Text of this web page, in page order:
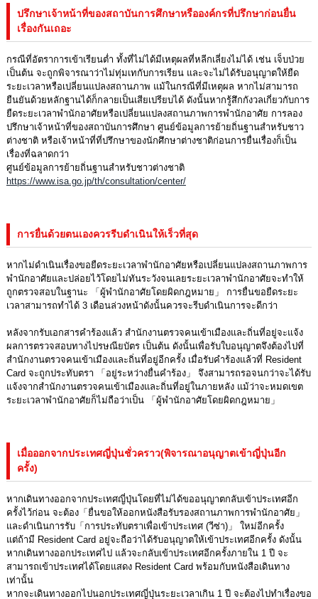
ปรึกษาเจ้าหน้าที่ของสถาบันการศึกษาหรือองค์กรที่ปรึกษาก่อนยื่น
เรื่องกันเถอะ
กรณีที่อัตราการเข้าเรียนต่ำ ทั้งที่ไม่ได้มีเหตุผลที่หลีกเลี่ยงไม่ได้ เช่น เจ็บป่วย
เป็นต้น จะถูกพิจารณาว่าไม่ทุ่มเทกับการเรียน และจะไม่ได้รับอนุญาตให้ยืด
ระยะเวลาหรือเปลี่ยนแปลงสถานภาพ แม้ในกรณีที่มีเหตุผล หากไม่สามารถ
ยืนยันด้วยหลักฐานได้ก็กลายเป็นเสียเปรียบได้ ดังนั้นหากรู้สึกกังวลเกี่ยวกับการ
ยืดระยะเวลาพำนักอาศัยหรือเปลี่ยนแปลงสถานภาพการพำนักอาศัย การลอง
ปรึกษาเจ้าหน้าที่ของสถาบันการศึกษา ศูนย์ข้อมูลการย้ายถิ่นฐานสำหรับชาว
ต่างชาติ หรือเจ้าหน้าที่ที่ปรึกษาของนักศึกษาต่างชาติก่อนการยื่นเรื่องก็เป็น
เรื่องที่ฉลาดกว่า
ศูนย์ข้อมูลการย้ายถิ่นฐานสำหรับชาวต่างชาติ
https://www.isa.go.jp/th/consultation/center/
การยื่นด้วยตนเองควรรีบดำเนินให้เร็วที่สุด
หากไม่ดำเนินเรื่องขอยืดระยะเวลาพำนักอาศัยหรือเปลี่ยนแปลงสถานภาพการ
พำนักอาศัยและปล่อยไว้โดยไม่ทันระวังจนเลยระยะเวลาพำนักอาศัยจะทำให้
ถูกตรวจสอบในฐานะ 「ผู้พำนักอาศัยโดยผิดกฎหมาย」 การยื่นขอยืดระยะ
เวลาสามารถทำได้ 3 เดือนล่วงหน้าดังนั้นควรจะรีบดำเนินการจะดีกว่า
หลังจากรับเอกสารคำร้องแล้ว สำนักงานตรวจคนเข้าเมืองและถิ่นที่อยู่จะแจ้ง
ผลการตรวจสอบทางไปรษณียบัตร เป็นต้น ดังนั้นเพื่อรับใบอนุญาตจึงต้องไปที่
สำนักงานตรวจคนเข้าเมืองและถิ่นที่อยู่อีกครั้ง เมื่อรับคำร้องแล้วที่ Resident
Card จะถูกประทับตรา 「อยู่ระหว่างยื่นคำร้อง」 จึงสามารถรอจนกว่าจะได้รับ
แจ้งจากสำนักงานตรวจคนเข้าเมืองและถิ่นที่อยู่ในภายหลัง แม้ว่าจะหมดเขต
ระยะเวลาพำนักอาศัยก็ไม่ถือว่าเป็น 「ผู้พำนักอาศัยโดยผิดกฎหมาย」
เมื่อออกจากประเทศญี่ปุ่นชั่วคราว(พิจารณาอนุญาตเข้าญี่ปุ่นอีก
ครั้ง)
หากเดินทางออกจากประเทศญี่ปุ่นโดยที่ไม่ได้ขออนุญาตกลับเข้าประเทศอีก
ครั้งไว้ก่อน จะต้อง「ยื่นขอให้ออกหนังสือรับรองสถานภาพการพำนักอาศัย」
และดำเนินการรับ「การประทับตราเพื่อเข้าประเทศ (วีซ่า)」 ใหม่อีกครั้ง
แต่ถ้ามี Resident Card อยู่จะถือว่าได้รับอนุญาตให้เข้าประเทศอีกครั้ง ดังนั้น
หากเดินทางออกประเทศไป แล้วจะกลับเข้าประเทศอีกครั้งภายใน 1 ปี จะ
สามารถเข้าประเทศได้โดยแสดง Resident Card พร้อมกับหนังสือเดินทาง
เท่านั้น
หากจะเดินทางออกไปนอกประเทศญี่ปุ่นระยะเวลาเกิน 1 ปี จะต้องไปทำเรื่องขอ